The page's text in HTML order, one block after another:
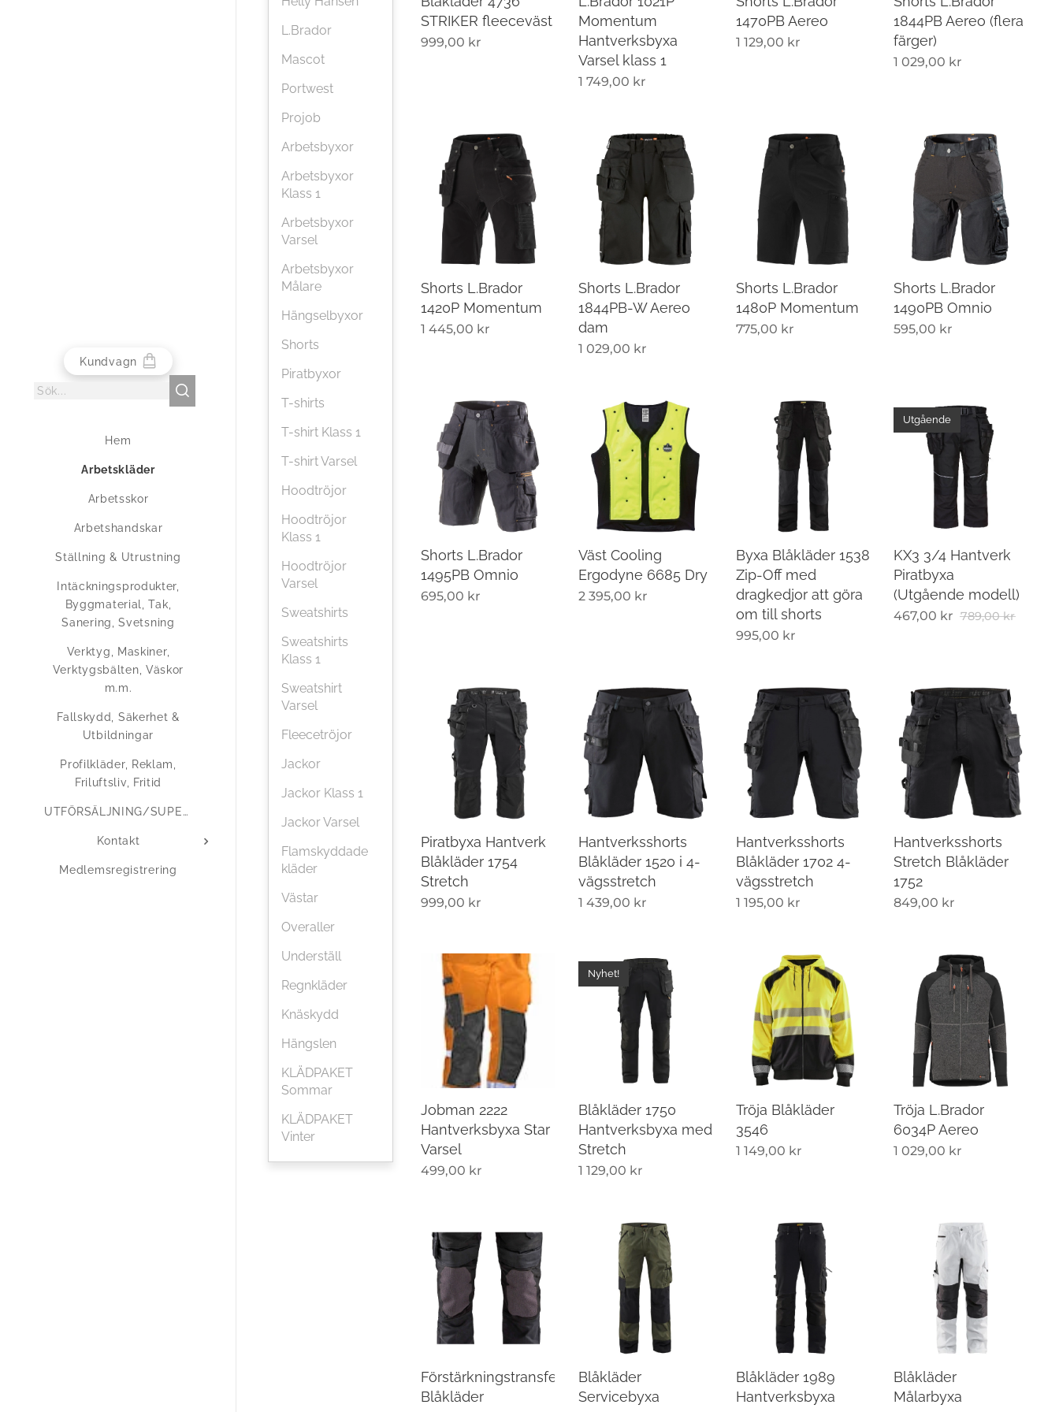
Kundvagn
Hem
Arbetskläder
Arbetsskor
Arbetshandskar
Ställning & Utrustning
Intäckningsprodukter,
Byggmaterial, Tak,
Sanering, Svetsning
Verktyg, Maskiner,
Verktygsbälten, Väskor
m.m.
Fallskydd, Säkerhet &
Utbildningar
Profilkläder, Reklam,
Friluftsliv, Fritid
UTFÖRSÄLJNING/SUPERERBJUDANDEN
Kontakt
Medlemsregistrering
L.Brador
Mascot
Portwest
Projob
Arbetsbyxor
Arbetsbyxor
Klass 1
Arbetsbyxor
Varsel
Arbetsbyxor
Målare
Hängselbyxor
Shorts
Piratbyxor
T-shirts
T-shirt Klass 1
T-shirt Varsel
Hoodtröjor
Hoodtröjor
Klass 1
Hoodtröjor
Varsel
Sweatshirts
Sweatshirts
Klass 1
Sweatshirt
Varsel
Fleecetröjor
Jackor
Jackor Klass 1
Jackor Varsel
Flamskyddade
kläder
Västar
Overaller
Underställ
Regnkläder
Knäskydd
Hängslen
KLÄDPAKET
Sommar
KLÄDPAKET
Vinter
STRIKER fleeceväst
999,00 kr
Momentum
Hantverksbyxa
Varsel klass 1
1 749,00 kr
1470PB Aereo
1 129,00 kr
1844PB Aereo (flera
färger)
1 029,00 kr
Shorts L.Brador
1420P Momentum
1 445,00 kr
Shorts L.Brador
1844PB-W Aereo
dam
1 029,00 kr
Shorts L.Brador
1480P Momentum
775,00 kr
Shorts L.Brador
1490PB Omnio
595,00 kr
Shorts L.Brador
1495PB Omnio
695,00 kr
Väst Cooling
Ergodyne 6685 Dry
2 395,00 kr
Byxa Blåkläder 1538
Zip-Off med
dragkedjor att göra
om till shorts
995,00 kr
KX3 3/4 Hantverk
Piratbyxa
(Utgående modell)
Utgående
467,00 kr 789,00kr
Piratbyxa Hantverk
Blåkläder 1754
Stretch
999,00 kr
Hantverksshorts
Blåkläder 1520 i 4-
vägsstretch
1 439,00 kr
Hantverksshorts
Blåkläder 1702 4-
vägsstretch
1 195,00 kr
Hantverksshorts
Stretch Blåkläder
1752
849,00 kr
Jobman 2222
Hantverksbyxa Star
Varsel
499,00 kr
Blåkläder 1750
Hantverksbyxa med
Stretch
Nyhet!
1 129,00 kr
Tröja Blåkläder
3546
1 149,00 kr
Tröja L.Brador
6034P Aereo
1 029,00 kr
Förstärkningstransfer
Blåkläder
Blåkläder
Servicebyxa
Blåkläder 1989
Hantverksbyxa
Blåkläder
Målarbyxa